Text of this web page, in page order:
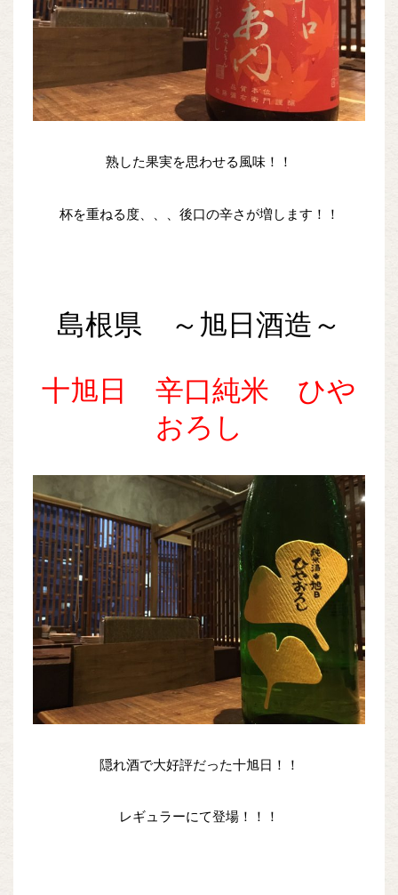
熟した果実を思わせる風味！！
杯を重ねる度、、、後口の辛さが増します！！
島根県 ～旭日酒造～
十旭日 辛口純米 ひや
おろし
隠れ酒で大好評だった十旭日！！
レギュラーにて登場！！！